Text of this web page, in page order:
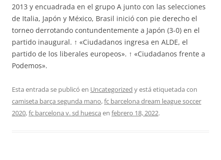
2013 y encuadrada en el grupo A junto con las selecciones
de Italia, Japón y México, Brasil inició con pie derecho el
torneo derrotando contundentemente a Japón (3-0) en el
partido inaugural. ↑ «Ciudadanos ingresa en ALDE, el
partido de los liberales europeos». ↑ «Ciudadanos frente a
Podemos».
Esta entrada se publicó en Uncategorized y está etiquetada con
camiseta barça segunda mano,fc barcelona dream league soccer
2020,fc barcelona v. sd huesca en febrero 18, 2022.